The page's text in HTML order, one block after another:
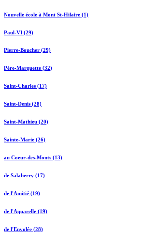
Nouvelle école à Mont St-Hilaire (1)
Paul-VI (29)
Pierre-Boucher (29)
Père-Marquette (32)
Saint-Charles (17)
Saint-Denis (28)
Saint-Mathieu (20)
Sainte-Marie (26)
au Coeur-des-Monts (13)
de Salaberry (17)
de l'Amitié (19)
de l'Aquarelle (19)
de l'Envolée (28)